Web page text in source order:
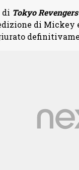
di Tokyo
di Mickey